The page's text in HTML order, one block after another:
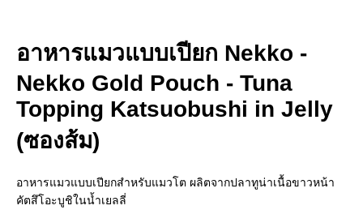
อาหารแมวแบบเปียก Nekko -
Nekko Gold Pouch - Tuna
Topping Katsuobushi in Jelly
(ซองส้ม)
อาหารแมวแบบเปียกสำหรับแมวโต ผลิตจากปลาทูน่าเนื้อขาวหน้า
คัตสึโอะบูชิในน้ำเยลลี่